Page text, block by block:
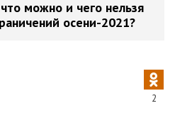
можно и чего нельзя
осени-2021?
2